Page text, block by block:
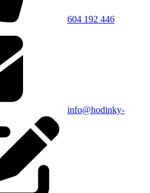
604 192 446
info@hodinky-